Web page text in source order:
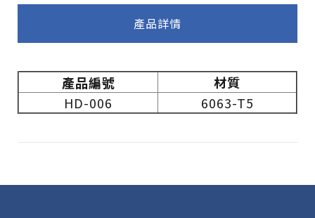
產品詳情
產品編號
材質
HD-006
6063-T5